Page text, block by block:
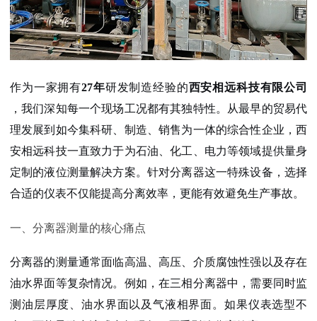
作为一家拥有27年研发制造经验的西安相远科技有限公司
，我们深知每一个现场工况都有其独特性。从最早的贸易代
理发展到如今集科研、制造、销售为一体的综合性企业，西
安相远科技一直致力于为石油、化工、电力等领域提供量身
定制的液位测量解决方案。针对分离器这一特殊设备，选择
合适的仪表不仅能提高分离效率，更能有效避免生产事故。
一、分离器测量的核心痛点
分离器的测量通常面临高温、高压、介质腐蚀性强以及存在
油水界面等复杂情况。例如，在三相分离器中，需要同时监
测油层厚度、油水界面以及气液相界面。如果仪表选型不